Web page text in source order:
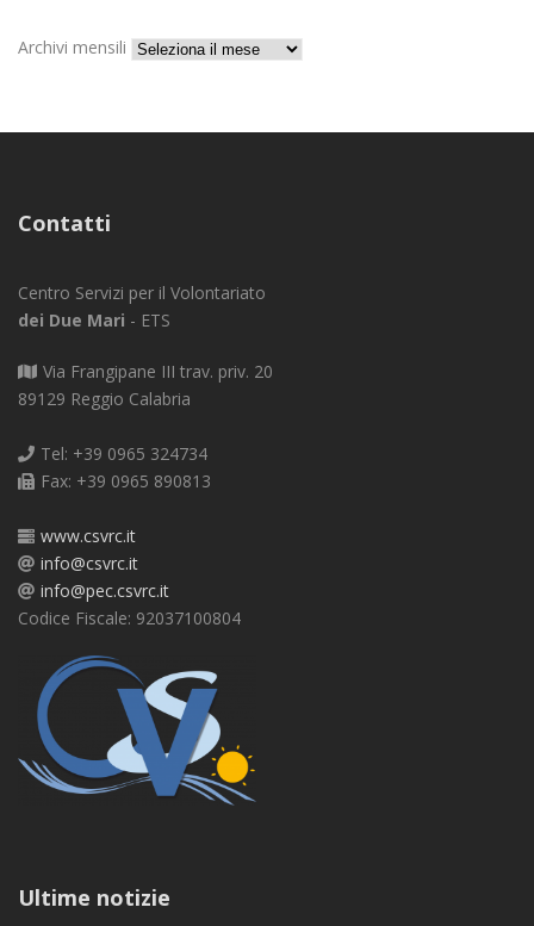
Archivi mensili
Contatti
Centro Servizi per il Volontariato
dei Due Mari - ETS
Via Frangipane III trav. priv. 20
89129 Reggio Calabria
Tel: +39 0965 324734
Fax: +39 0965 890813
www.csvrc.it
info@csvrc.it
info@pec.csvrc.it
Codice Fiscale: 92037100804
Ultime notizie